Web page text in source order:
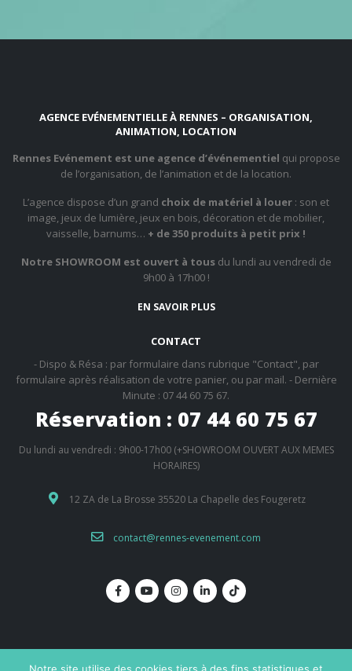
AGENCE EVÉNEMENTIELLE À RENNES – ORGANISATION,
ANIMATION, LOCATION
Rennes Evénement est une agence d’événementiel qui propose
de l’organisation, de l’animation et de la location.
L’agence dispose d’un grand choix de matériel à louer : son et
image, jeux de lumière, jeux en bois, décoration et de mobilier,
vaisselle, barnums… + de 350 produits à petit prix !
Notre SHOWROOM est ouvert à tousdu lundi au vendredi de
9h00 à 17h00 !
EN SAVOIR PLUS
CONTACT
- Dispo & Résa : par formulaire dans rubrique "Contact", par
formulaire après réalisation de votre panier, ou par mail. - Dernière
Minute : 07 44 60 75 67.
Réservation : 07 44 60 75 67
Du lundi au vendredi : 9h00-17h00 (+SHOWROOM OUVERT AUX MEMES
HORAIRES)
12 ZA de La Brosse 35520 La Chapelle des Fougeretz
contact@rennes-evenement.com